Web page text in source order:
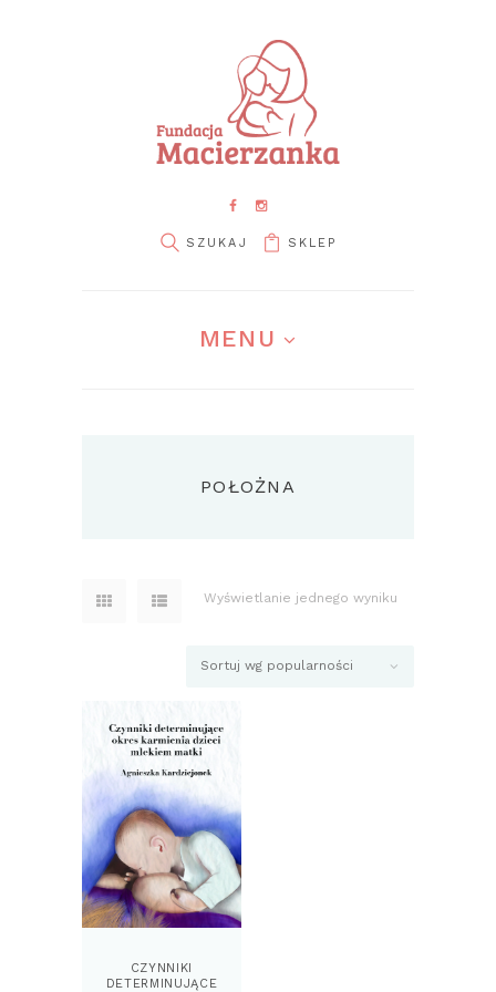
SKLEP
MENU
POŁOŻNA
Wyświetlanie jednego wyniku
CZYNNIKI
DETERMINUJĄCE